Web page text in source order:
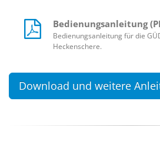
Bedienungsanleitung
Bedienungsanleitung für die
Heckenschere.
Download und weitere